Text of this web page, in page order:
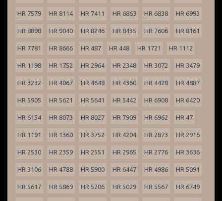
HR 7579 HR 8114 HR 7411 HR 6863 HR 6838 HR 6993
HR 8898 HR 9040 HR 8246 HR 8435 HR 7606 HR 8161
HR 7781 HR 8666 HR 487 HR 448 HR 1721 HR 1112
HR 1198 HR 1752 HR 2964 HR 2348 HR 3072 HR 3479
HR 3232 HR 4067 HR 4648 HR 4360 HR 4428 HR 4887
HR 5905 HR 5621 HR 5641 HR 5442 HR 6908 HR 6420
HR 6154 HR 8073 HR 8027 HR 7909 HR 6962 HR 47
HR 1191 HR 1360 HR 3752 HR 4204 HR 2873 HR 2916
HR 2530 HR 2359 HR 2551 HR 2965 HR 2776 HR 3636
HR 3106 HR 4788 HR 5900 HR 6447 HR 4986 HR 5091
HR 5617 HR 5869 HR 5206 HR 5029 HR 5567 HR 6749